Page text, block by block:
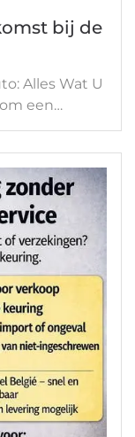
bij de
Alles Wat U
een…